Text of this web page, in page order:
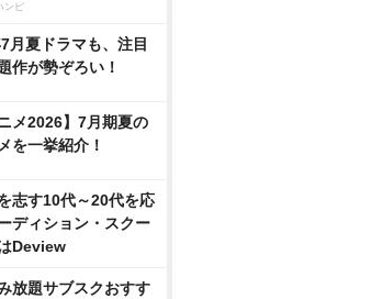
ンピ
月夏ドラマも、注目
作が勢ぞろい！
ニメ2026】7月期夏の
を一挙紹介！
志す10代～20代を応
ディション・スクー
Deview
放題サブスクおすす